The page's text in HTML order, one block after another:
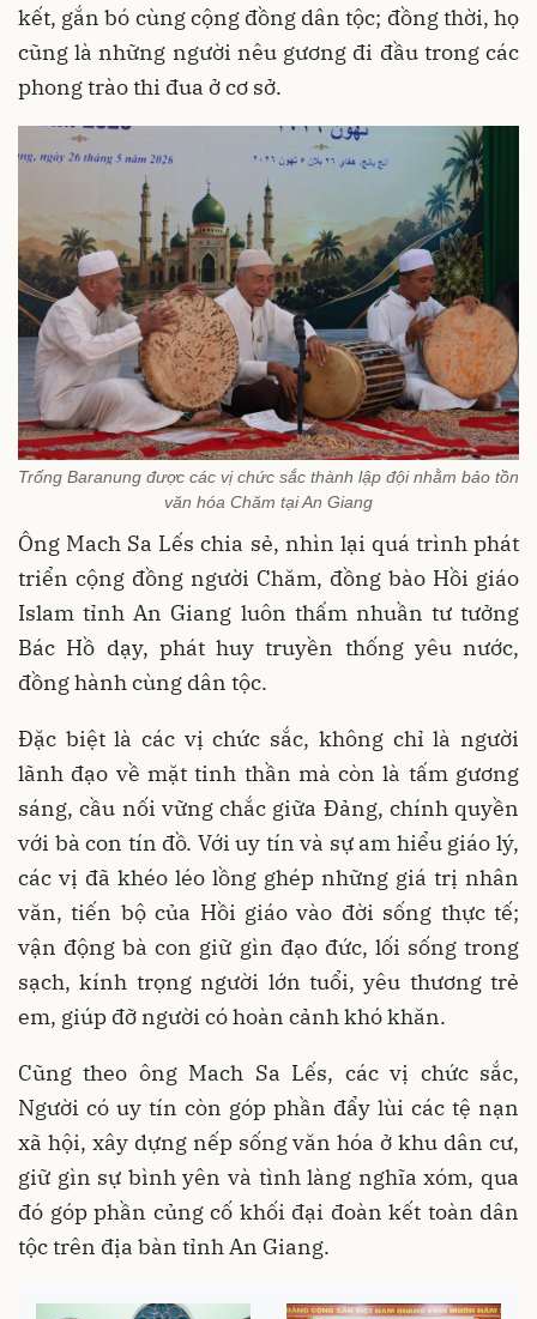
kết, gắn bó cùng cộng đồng dân tộc; đồng thời, họ
cũng là những người nêu gương đi đầu trong các
phong trào thi đua ở cơ sở.
Trống Baranung được các vị chức sắc thành lập đội nhằm bảo tồn
văn hóa Chăm tại An Giang
Ông Mach Sa Lếs chia sẻ, nhìn lại quá trình phát
triển cộng đồng người Chăm, đồng bào Hồi giáo
Islam tỉnh An Giang luôn thấm nhuần tư tưởng
Bác Hồ dạy, phát huy truyền thống yêu nước,
đồng hành cùng dân tộc.
Đặc biệt là các vị chức sắc, không chỉ là người
lãnh đạo về mặt tinh thần mà còn là tấm gương
sáng, cầu nối vững chắc giữa Đảng, chính quyền
với bà con tín đồ. Với uy tín và sự am hiểu giáo lý,
các vị đã khéo léo lồng ghép những giá trị nhân
văn, tiến bộ của Hồi giáo vào đời sống thực tế;
vận động bà con giữ gìn đạo đức, lối sống trong
sạch, kính trọng người lớn tuổi, yêu thương trẻ
em, giúp đỡ người có hoàn cảnh khó khăn.
Cũng theo ông Mach Sa Lếs, các vị chức sắc,
Người có uy tín còn góp phần đẩy lùi các tệ nạn
xã hội, xây dựng nếp sống văn hóa ở khu dân cư,
giữ gìn sự bình yên và tình làng nghĩa xóm, qua
đó góp phần củng cố khối đại đoàn kết toàn dân
tộc trên địa bàn tỉnh An Giang.